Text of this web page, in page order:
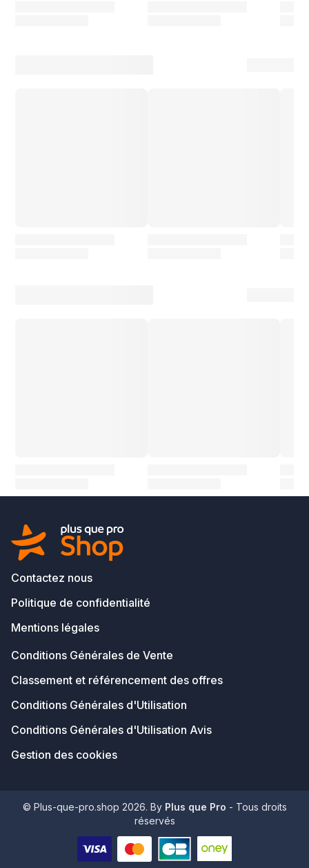
Contactez nous
Politique de confidentialité
Mentions légales
Conditions Générales de Vente
Classement et référencement des offres
Conditions Générales d'Utilisation
Conditions Générales d'Utilisation Avis
Gestion des cookies
© Plus-que-pro.shop 2026. By Plus que Pro - Tous droits
réservés